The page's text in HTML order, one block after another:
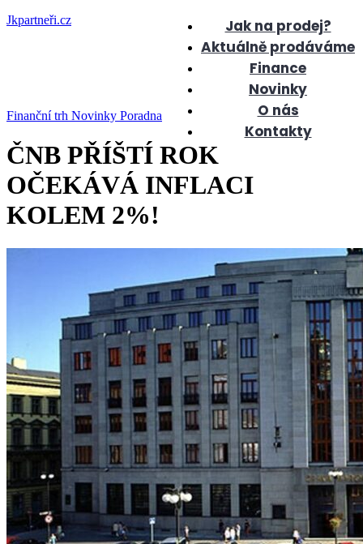
Jkpartneři.cz
Jak na prodej?
Aktuálně prodáváme
Finance
Novinky
O nás
Kontakty
Finanční trh Novinky Poradna
ČNB PŘÍŠTÍ ROK
OČEKÁVÁ INFLACI
KOLEM 2%!